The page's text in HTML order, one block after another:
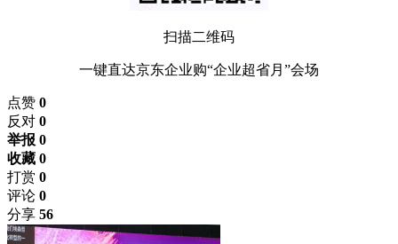
扫描二维码
一键直达京东企业购“企业超省月”会场
点赞 0
反对 0
举报 0
收藏 0
打赏 0
评论 0
分享 56